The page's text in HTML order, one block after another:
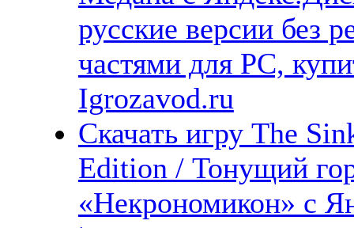
русские версии без
частями для PC,
Igrozavod.ru
Скачать игру The
Edition / Тонущий
«Некрономикон» с